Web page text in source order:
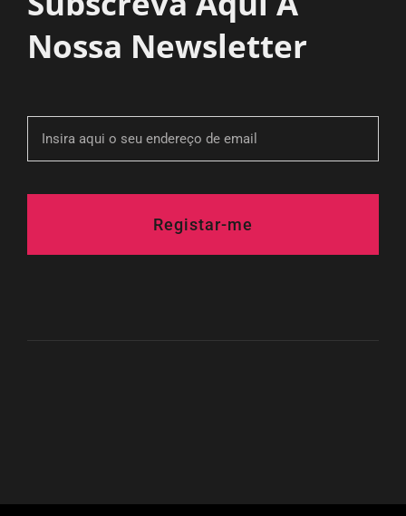
Nossa Newsletter
Registar-me